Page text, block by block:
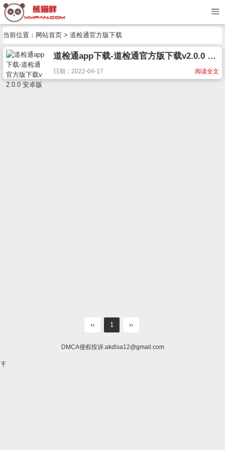
当前位置： 网站首页 > 道检通官方版下载
道检通app下载-道检通官方版下载v2.0.0 安卓版
阅读全文
日期：2022-04-17
‹‹ 1 ››
DMCA侵权投诉:akdlsa12@gmail.com